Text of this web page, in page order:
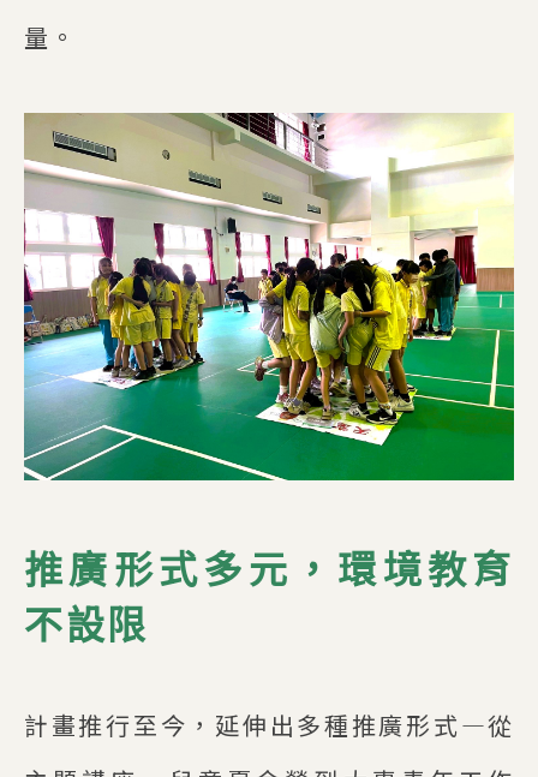
量。
推廣形式多元，環境教育
不設限
計畫推行至今，延伸出多種推廣形式—從